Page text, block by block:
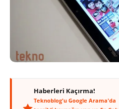
Haberleri Kaçırma!
Teknoblog'u Google Arama'da